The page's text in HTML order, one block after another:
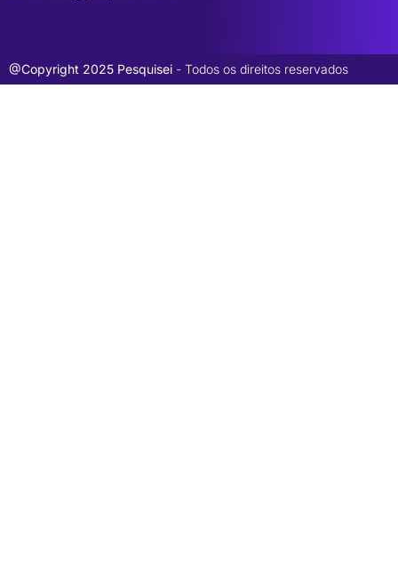
@Copyright 2025 Pesquisei - Todos os direitos reservados